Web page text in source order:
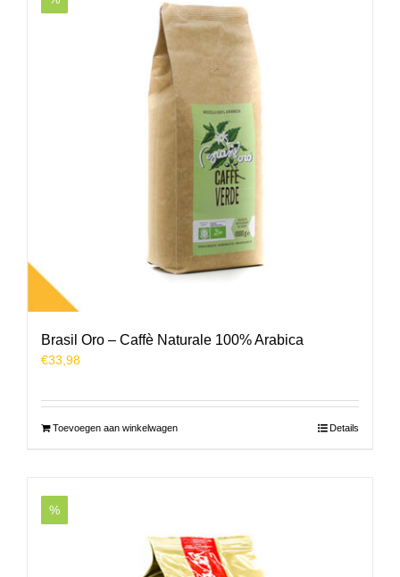
Brasil Oro – Caffè Naturale 100% Arabica
€33,98
Toevoegen aan winkelwagen Details
%